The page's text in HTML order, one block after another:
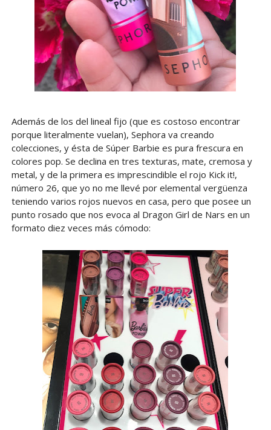
Además de los del lineal fijo (que es costoso encontrar
porque literalmente vuelan), Sephora va creando
colecciones, y ésta de Súper Barbie es pura frescura en
colores pop. Se declina en tres texturas, mate, cremosa y
metal, y de la primera es imprescindible el rojo Kick it!,
número 26, que yo no me llevé por elemental vergüenza
teniendo varios rojos nuevos en casa, pero que posee un
punto rosado que nos evoca al Dragon Girl de Nars en un
formato diez veces más cómodo: